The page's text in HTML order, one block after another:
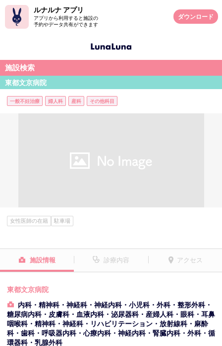
ルナルナ アプリ
アプリから利用すると施設の
予約やデータ共有ができます
ダウンロード
施設検索
東都文京病院
一般不妊治療 婦人科 産科 その他科目
女性医師の在籍 駐車場
施設情報 診療内容 アクセス
東都文京病院
内科・精神科・神経科・神経内科・小児科・外科・整形外科・
糖尿病内科・皮膚科・血液内科・泌尿器科・産婦人科・眼科・耳鼻
咽喉科・精神科・神経科・リハビリテーション・放射線科・麻酔
科・歯科・呼吸器内科・心療内科・神経内科・腎臓内科・外科・循
環器科・乳腺外科